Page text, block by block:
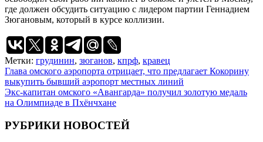
где должен обсудить ситуацию с лидером партии Геннадием
Зюгановым, который в курсе коллизии.
Метки: грудинин, зюганов, кпрф, кравец
Навигация
по
записям
Глава омского аэропорта отрицает, что предлагает Кокорину
выкупить бывший аэропорт местных линий
Экс-капитан омского «Авангарда» получил золотую медаль
на Олимпиаде в Пхёнчхане
РУБРИКИ НОВОСТЕЙ